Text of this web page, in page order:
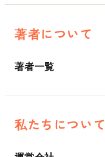
著者について
著者一覧
私たちについて